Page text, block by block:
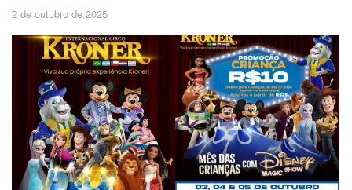
2 de outubro de 2025